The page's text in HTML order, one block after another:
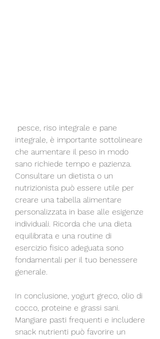
integrale, è importante sottolineare
che aumentare il peso in modo
sano richiede tempo e pazienza.
Consultare un dietista o un
nutrizionista può essere utile per
creare una tabella alimentare
personalizzata in base alle esigenze
individuali. Ricorda che una dieta
equilibrata e una routine di
esercizio fisico adeguata sono
fondamentali per il tuo benessere
generale.
In conclusione, yogurt greco, olio di
cocco, proteine e grassi sani.
Mangiare pasti frequenti e includere
snack nutrienti può favorire un